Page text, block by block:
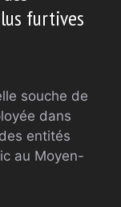
furtives
souche de
dans
entités
au Moyen-